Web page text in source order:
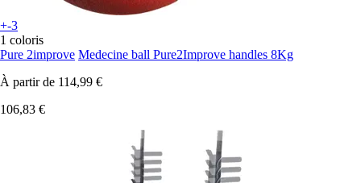
+-3
1 coloris
Pure 2improve Medecine ball Pure2Improve handles 8Kg
À partir de 114,99 €
106,83 €